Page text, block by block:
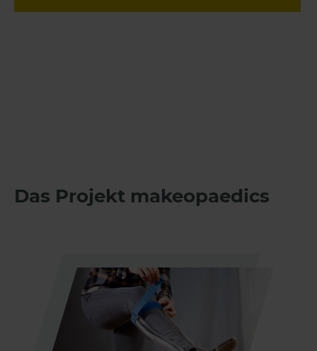
Das Projekt makeopaedics